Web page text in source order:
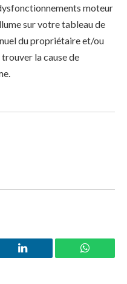
moteur
sur votre tableau de
du propriétaire et/ou
la cause de
LinkedIn